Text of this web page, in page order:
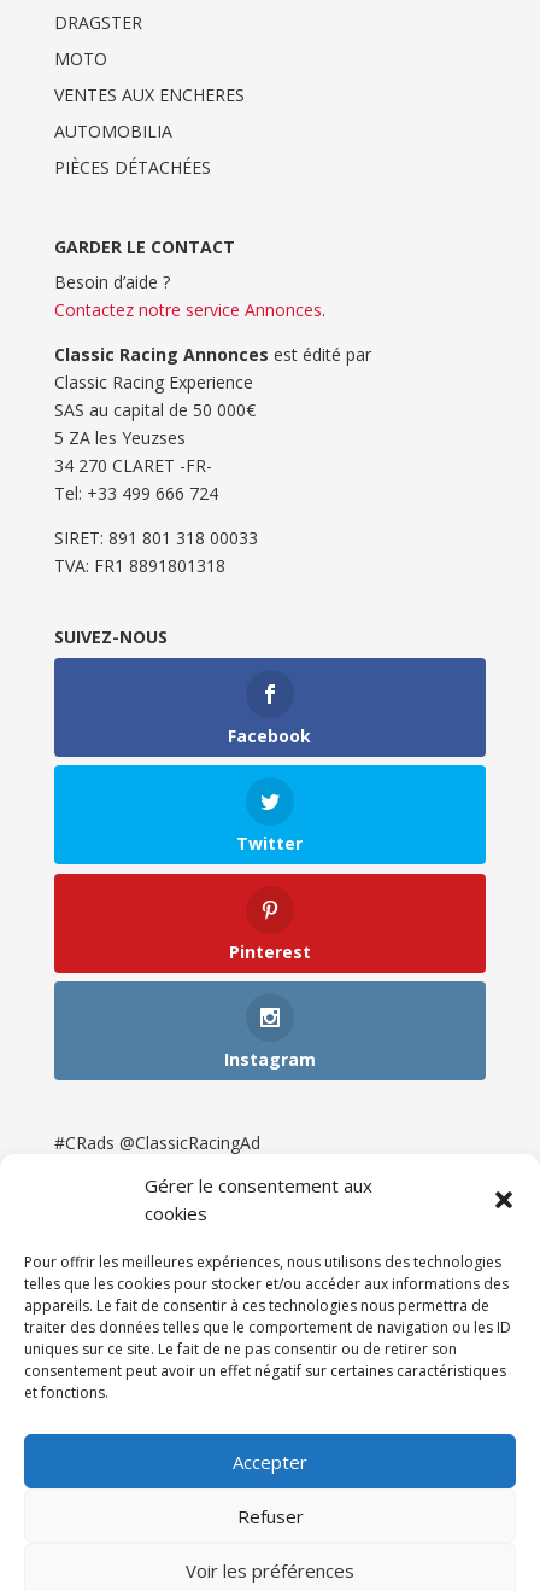
Gérer le consentement aux
cookies
Pour offrir les meilleures expériences, nous utilisons des technologies
telles que les cookies pour stocker et/ou accéder aux informations des
appareils. Le fait de consentir à ces technologies nous permettra de
traiter des données telles que le comportement de navigation ou les ID
uniques sur ce site. Le fait de ne pas consentir ou de retirer son
consentement peut avoir un effet négatif sur certaines caractéristiques
et fonctions.
Accepter
Refuser
Voir les préférences
DRAGSTER
MOTO
VENTES AUX ENCHERES
AUTOMOBILIA
PIÈCES DÉTACHÉES
GARDER LE CONTACT
Besoin d’aide ?
Contactez notre service Annonces.
Classic Racing Annonces est édité par
Classic Racing Experience
SAS au capital de 50 000€
5 ZA les Yeuzses
34 270 CLARET -FR-
Tel: ‭+33 499 666 724‬
SIRET: 891 801 318 00033
TVA: FR1 8891801318
SUIVEZ-NOUS
Facebook
Twitter
Pinterest
Instagram
#CRads @ClassicRacingAd
Newsletter & Presse
Partenaires
Tarifs
Espace Client
121DigitalGroup |